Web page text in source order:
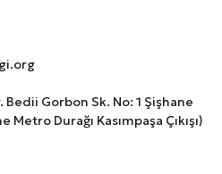
Gorbon Sk. No: 1 Şişhane
Durağı Kasımpaşa Çıkışı)